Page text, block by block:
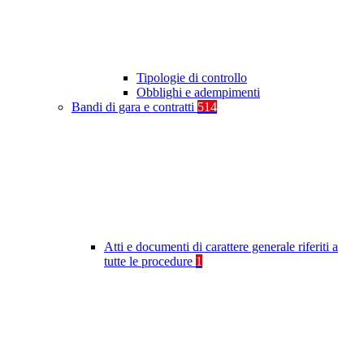
Tipologie di controllo
Obblighi e adempimenti
Bandi di gara e contratti 514
Atti e documenti di carattere generale riferiti a
tutte le procedure 1